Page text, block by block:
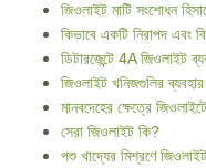
জিওলাইট মাটি সংশোধন
কিভাবে একটি নিরাপদ এবং
ডিটারজেন্টে 4A জিওলাইট
জিওলাইট খনিজগুলির
মানবদেহের ক্ষেত্রে
সেরা জিওলাইট কি?
পশু খাদ্যের মিশ্রণে